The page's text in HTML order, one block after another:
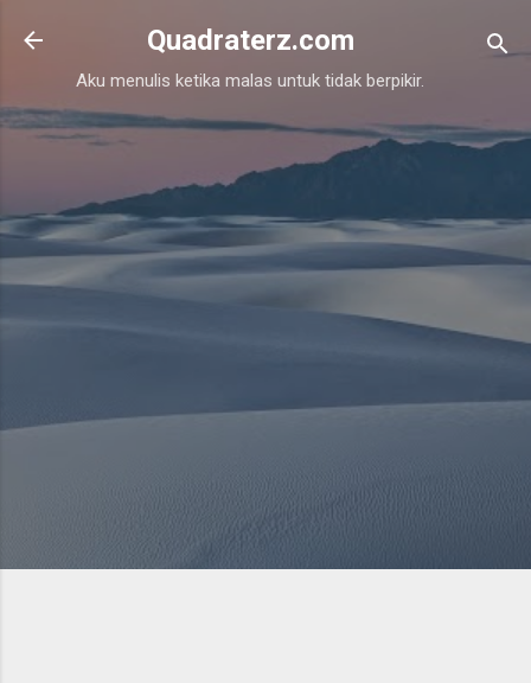
Skip to main content
Quadraterz.com
Aku menulis ketika malas untuk tidak berpikir.